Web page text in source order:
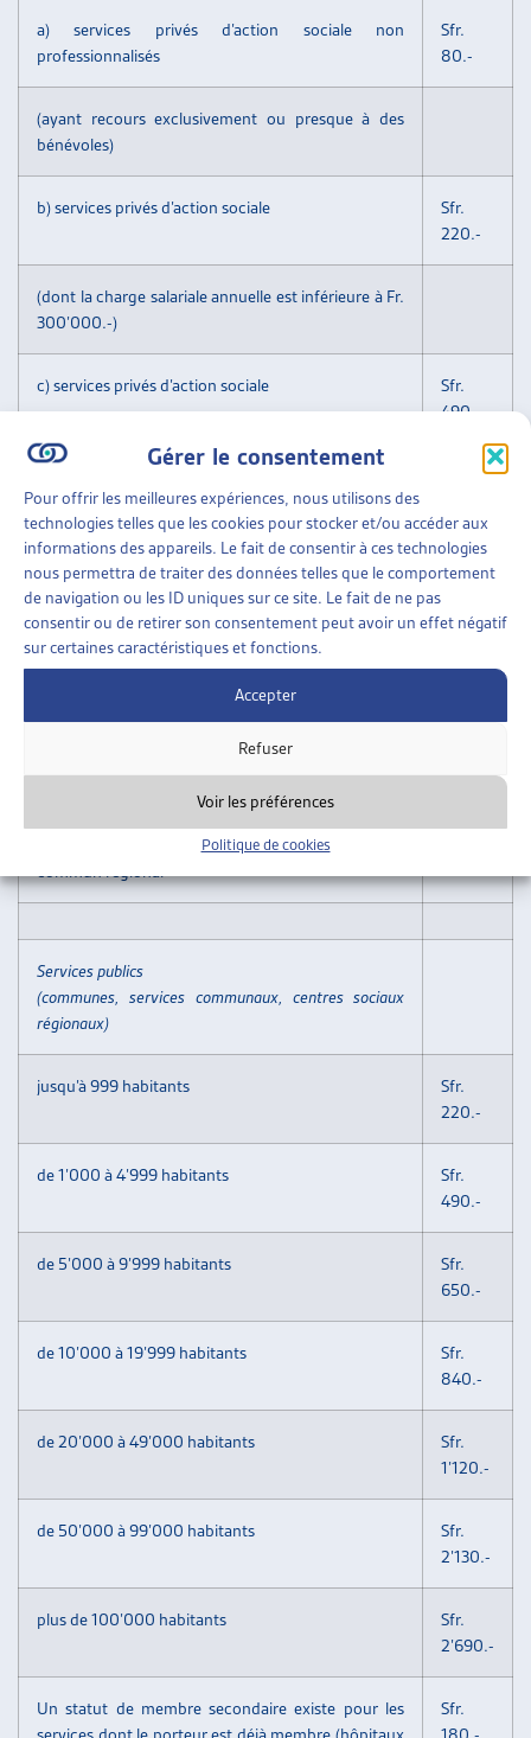
Gérer le consentement
Pour offrir les meilleures expériences, nous utilisons des
technologies telles que les cookies pour stocker et/ou accéder aux
informations des appareils. Le fait de consentir à ces technologies
nous permettra de traiter des données telles que le comportement
de navigation ou les ID uniques sur ce site. Le fait de ne pas
consentir ou de retirer son consentement peut avoir un effet négatif
sur certaines caractéristiques et fonctions.
Accepter
Refuser
Voir les préférences
Politique de cookies
a) services privés d’action sociale non
professionnalisés
Sfr.
80.-
(ayant recours exclusivement ou presque à des
bénévoles)
b) services privés d’action sociale
Sfr.
220.-
(dont la charge salariale annuelle est inférieure à Fr.
300’000.-)
c) services privés d’action sociale
Sfr.
490.-
Fr. 300’000.-)
d) services sociaux d’entreprise
Sfr.
e) tarif préférentiel pour les membres d’associations
d’institutions faitières qui sont déjà membres de
f) une cotisation forfaitaire peut être négociée pour
locales, régionales ou cantonales ayant un porteur
commun régional
Services publics
(communes, services communaux, centres sociaux
régionaux)
jusqu’à 999 habitants
Sfr.
220.-
de 1’000 à 4’999 habitants
Sfr.
490.-
de 5’000 à 9’999 habitants
Sfr.
650.-
de 10’000 à 19’999 habitants
Sfr.
840.-
de 20’000 à 49’000 habitants
Sfr.
1’120.-
de 50’000 à 99’000 habitants
Sfr.
2’130.-
plus de 100’000 habitants
Sfr.
2’690.-
Un statut de membre secondaire existe pour les
Sfr.